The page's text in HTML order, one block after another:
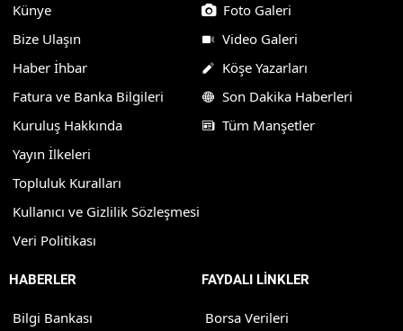
Künye
Bize Ulaşın
Haber İhbar
Fatura ve Banka Bilgileri
Kuruluş Hakkında
Yayın İlkeleri
Topluluk Kuralları
Kullanıcı ve Gizlilik Sözleşmesi
Veri Politikası
Foto Galeri
Video Galeri
Köşe Yazarları
Son Dakika Haberleri
Tüm Manşetler
HABERLER
Bilgi Bankası
FAYDALI LİNKLER
Borsa Verileri